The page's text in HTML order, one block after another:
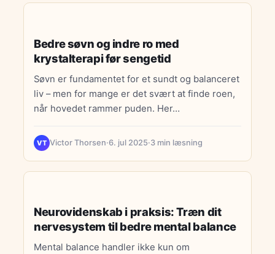
trivsel, samt betydningen af god søvn for
mental sundhed. Artiklen opfordrer til at sætte
grænser i arbejdslivet for at undgå
udbrændthed og anbefaler en digital detox for
at reducere skærmbrug. Afslutningsvis
opfordrer den til at opbygge psykisk robusthed
og selvomsorg. Den understreger, at mental
sundhed er en rejse, der kræver tid og
Bedre søvn og indre ro med
krystalterapi før sengetid
Søvn er fundamentet for et sundt og balanceret
liv – men for mange er det svært at finde roen,
når hovedet rammer puden. Her…
VT Victor Thorsen·6. jul 2025·3 min læsning
Neurovidenskab i praksis: Træn dit
nervesystem til bedre mental balance
Mental balance handler ikke kun om